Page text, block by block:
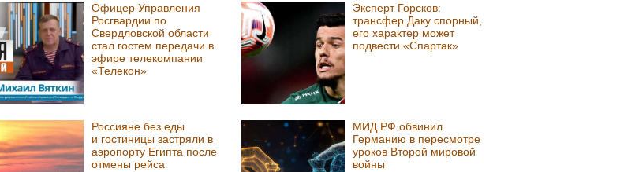
Офицер Управления
Росгвардии по
Свердловской области
стал гостем передачи в
эфире телекомпании
«Телекон»
Эксперт Горсков:
трансфер Даку спорный,
его характер может
подвести «Спартак»
Россияне без еды
и гостиницы застряли в
аэропорту Египта после
отмены рейса
МИД РФ обвинил
Германию в пересмотре
уроков Второй мировой
войны